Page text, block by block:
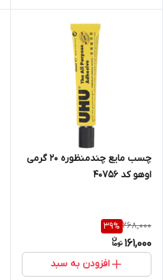
چسب مایع چندمنظوره 20 گرمی
اوهو کد 40756
268,000
39%
161,000
افزودن به سبد